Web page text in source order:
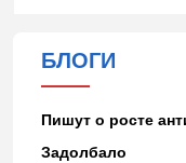
БЛОГИ
Пишут о росте
Задолбало